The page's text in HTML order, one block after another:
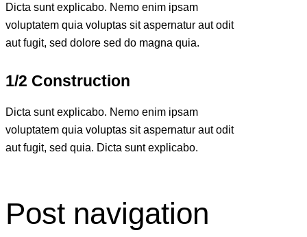
Dicta sunt explicabo. Nemo enim ipsam
voluptatem quia voluptas sit aspernatur aut odit
aut fugit, sed dolore sed do magna quia.
1/2 Construction
Dicta sunt explicabo. Nemo enim ipsam
voluptatem quia voluptas sit aspernatur aut odit
aut fugit, sed quia. Dicta sunt explicabo.
Post navigation